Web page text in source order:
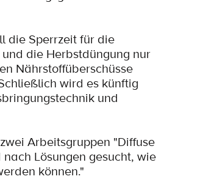
die Sperrzeit für die
die Herbstdüngung nur
Nährstoffüberschüsse
wird es künftig
und
Arbeitsgruppen "Diffuse
Lösungen gesucht, wie
können."